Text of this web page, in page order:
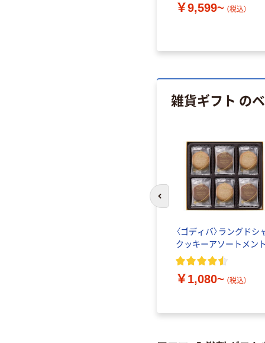
￥9,599~ （税込）
雑貨ギフト の
〈ゴディバ〉ラングドシ
クッキーアソートメン
￥1,080~ （税込）
前のスライドへ